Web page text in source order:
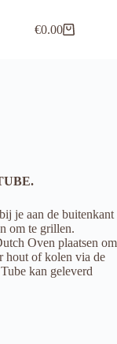
Winkelwagen
€0.00
je aan de buitenkant
om te grillen.
Oven plaatsen om
hout of kolen via de
kan geleverd